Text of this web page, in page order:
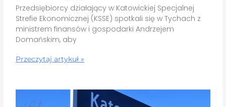
Przedsiębiorcy działający w Katowickiej Specjalnej
Strefie Ekonomicznej (KSSE) spotkali się w Tychach z
ministrem finansów i gospodarki Andrzejem
Domańskim, aby
Przeczytaj artykuł »